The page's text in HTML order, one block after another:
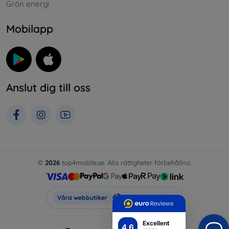
4.6 Excellent
Grön energi
Mobilapp
Anslut dig till oss
© 2026 top4mobile.se. Alla rättigheter förbehållna.
Våra webbutiker Top4Mobile.se